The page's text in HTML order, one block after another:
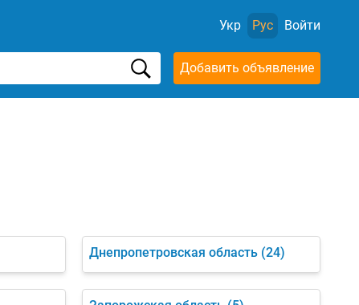
Укр Рус Войти
Добавить объявление
Днепропетровская область (24)